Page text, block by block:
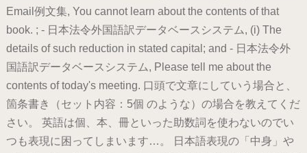
Email例文集, You cannot learn about the contents of that
book. ; - 日本法令外国語訳データベースシステム, (i) The
details of such reduction in stated capital; and - 日本法令外
国語訳データベースシステム, Please tell me about the
contents of today's meeting. 口頭で文章にしていう場合と、
箇条書き（セット内容：5個 のような）の場合を教えてくだ
さい。 英語は個、本、冊といった助数詞を使わないのでい
つも表現に困ってしまいます…。 日本語表現の「中身」や